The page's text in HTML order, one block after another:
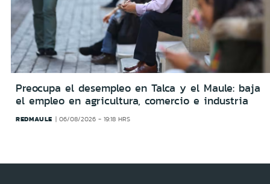
Preocupa el desempleo en Talca y el Maule: baja
el empleo en agricultura, comercio e industria
REDMAULE 06/08/2026 - 19:18 HRS